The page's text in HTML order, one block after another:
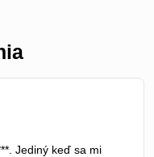
Jediný keď sa mi